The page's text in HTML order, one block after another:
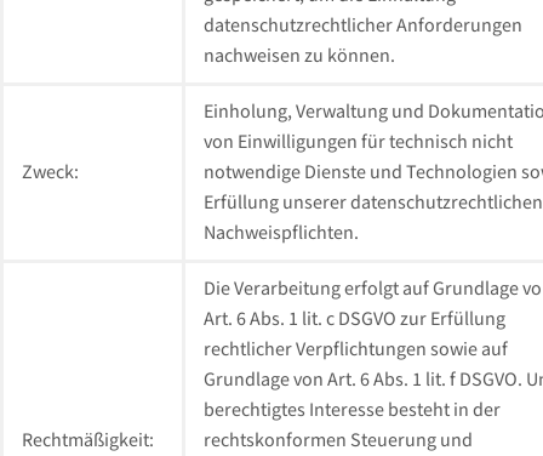
datenschutzrechtlicher Anforderungen
nachweisen zu können.
Zweck:
Einholung, Verwaltung und
von Einwilligungen für technisch nicht
notwendige Dienste und Technologien
Erfüllung unserer datenschutzrechtlichen
Nachweispflichten.
Rechtmäßigkeit:
Die Verarbeitung erfolgt auf Grundlage
Art. 6 Abs. 1 lit. c DSGVO zur Erfüllung
rechtlicher Verpflichtungen sowie auf
Grundlage von Art. 6 Abs. 1 lit. f DSGVO.
berechtigtes Interesse besteht in der
rechtskonformen Steuerung und